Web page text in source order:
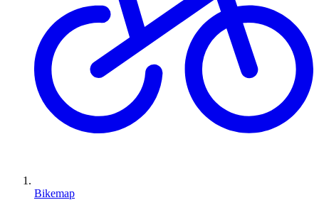
Bikemap